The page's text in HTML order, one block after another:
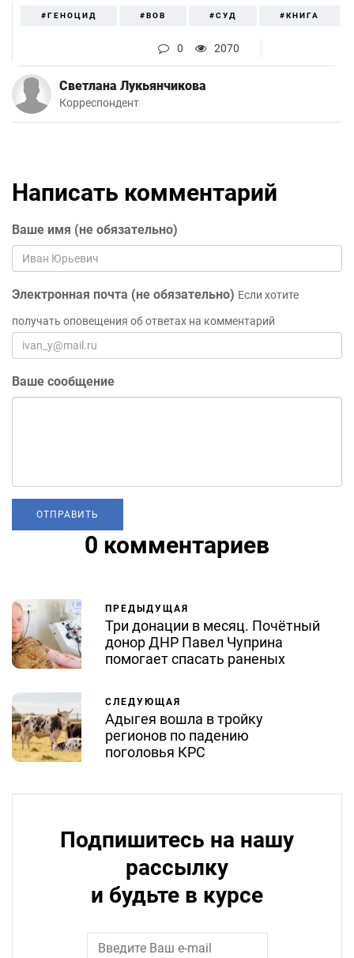
#ГЕНОЦИД #ВОВ #СУД #КНИГА
0 2070
Светлана Лукьянчикова
Корреспондент
Написать комментарий
Ваше имя (не обязательно)
Электронная почта (не обязательно) Если хотите
получать оповещения об ответах на комментарий
Ваше сообщение
0 комментариев
ПРЕДЫДУЩАЯ
Три донации в месяц. Почётный
донор ДНР Павел Чуприна
помогает спасать раненых
СЛЕДУЮЩАЯ
Адыгея вошла в тройку
регионов по падению
поголовья КРС
Подпишитесь на нашу
рассылку
и будьте в курсе